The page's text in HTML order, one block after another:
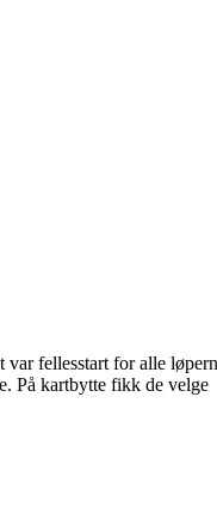
fellesstart for alle
På kartbytte fikk de velge